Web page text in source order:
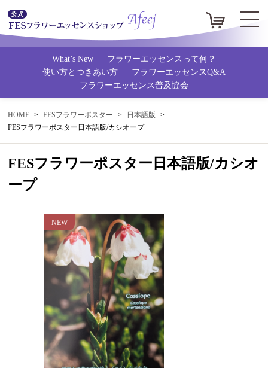
What’s New
フラワーエッセンスって何？
使い方とつきあい方
フラワーエッセンスQ&A
フラワーエッセンス普及協会
HOME FESフラワーポスター
日本語版
FESフラワーポスター日本語版/カシオープ
FESフラワーポスター日本語版/カシオ
ープ